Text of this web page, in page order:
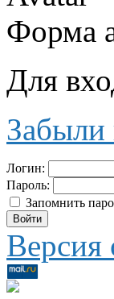
Форма
Для
Забыли
Логин:
Пароль:
Запомнить
Версия